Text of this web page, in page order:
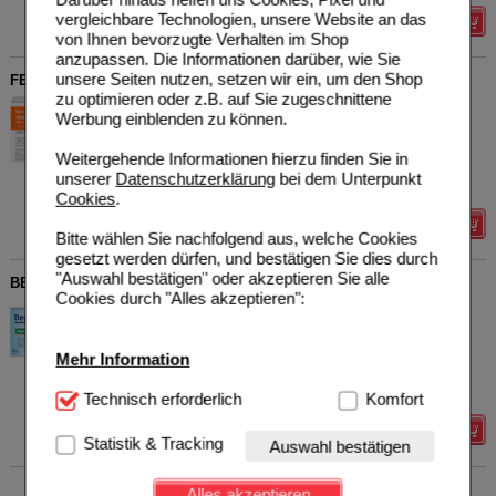
vergleichbare Technologien, unsere Website an das
von Ihnen bevorzugte Verhalten im Shop
anzupassen. Die Informationen darüber, wie Sie
unsere Seiten nutzen, setzen wir ein, um den Shop
zu optimieren oder z.B. auf Sie zugeschnittene
Werbung einblenden zu können.
Weitergehende Informationen hierzu finden Sie in
unserer Datenschutzerklärungbei dem Unterpunkt
Cookies.
Bitte wählen Sie nachfolgend aus, welche Cookies
gesetzt werden dürfen, und bestätigen Sie dies durch
"Auswahl bestätigen" oder akzeptieren Sie alle
Cookies durch "Alles akzeptieren":
Mehr Information
Technisch Notwendig:Hierbei handelt es sich um
Website notwendig sind (z.B. Navigation, Warenkorb,
Kundenkonto), weshalb auf diese nicht verzichtet
werden kann.
Technisch erforderlich Komfort
Statistik & Tracking Auswahl bestätigen
Details
FERRO SANOL duodenal Hartkaps.m.msr.überz.Pell.
Teofarma s.r.l.
02799421
magensaftresistent
überzogenen Pellets
AVP
Sie sparen
BEPANTHEN Augentropfen
Bayer Vital GmbH
1.135,00 €